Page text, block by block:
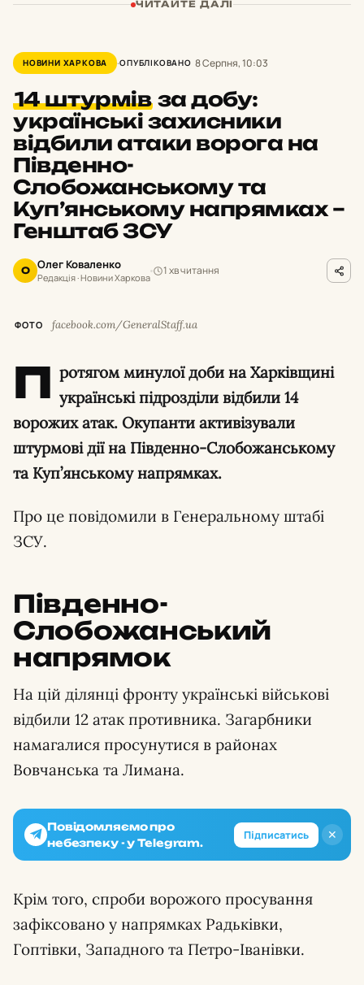
ЧИТАЙТЕ ДАЛІ
НОВИНИ ХАРКОВА ОПУБЛІКОВАНО 8 Серпня, 10:03
14 штурмів за добу:
українські захисники
відбили атаки ворога на
Південно-
Слобожанському та
Куп’янському напрямках –
Генштаб ЗСУ
О Олег Коваленко
Редакція · Новини Харкова
1 хв читання
ФОТО facebook.com/GeneralStaff.ua
П ротягом минулої доби на Харківщині
українські підрозділи відбили 14
ворожих атак. Окупанти активізували
штурмові дії на Південно-Слобожанському
та Куп’янському напрямках.
Про це повідомили в Генеральному штабі
ЗСУ.
Південно-
Слобожанський
напрямок
На цій ділянці фронту українські військові
відбили 12 атак противника. Загарбники
намагалися просунутися в районах
Вовчанська та Лимана.
✕
Повідомляємо про
небезпеку - у Telegram.
Підписатись
Крім того, спроби ворожого просування
зафіксовано у напрямках Радьківки,
Гоптівки, Западного та Петро-Іванівки.